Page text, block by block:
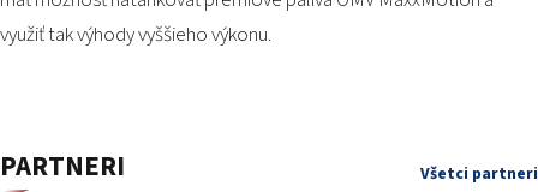
využiť tak výhody vyššieho výkonu.
PARTNERI Všetci partneri